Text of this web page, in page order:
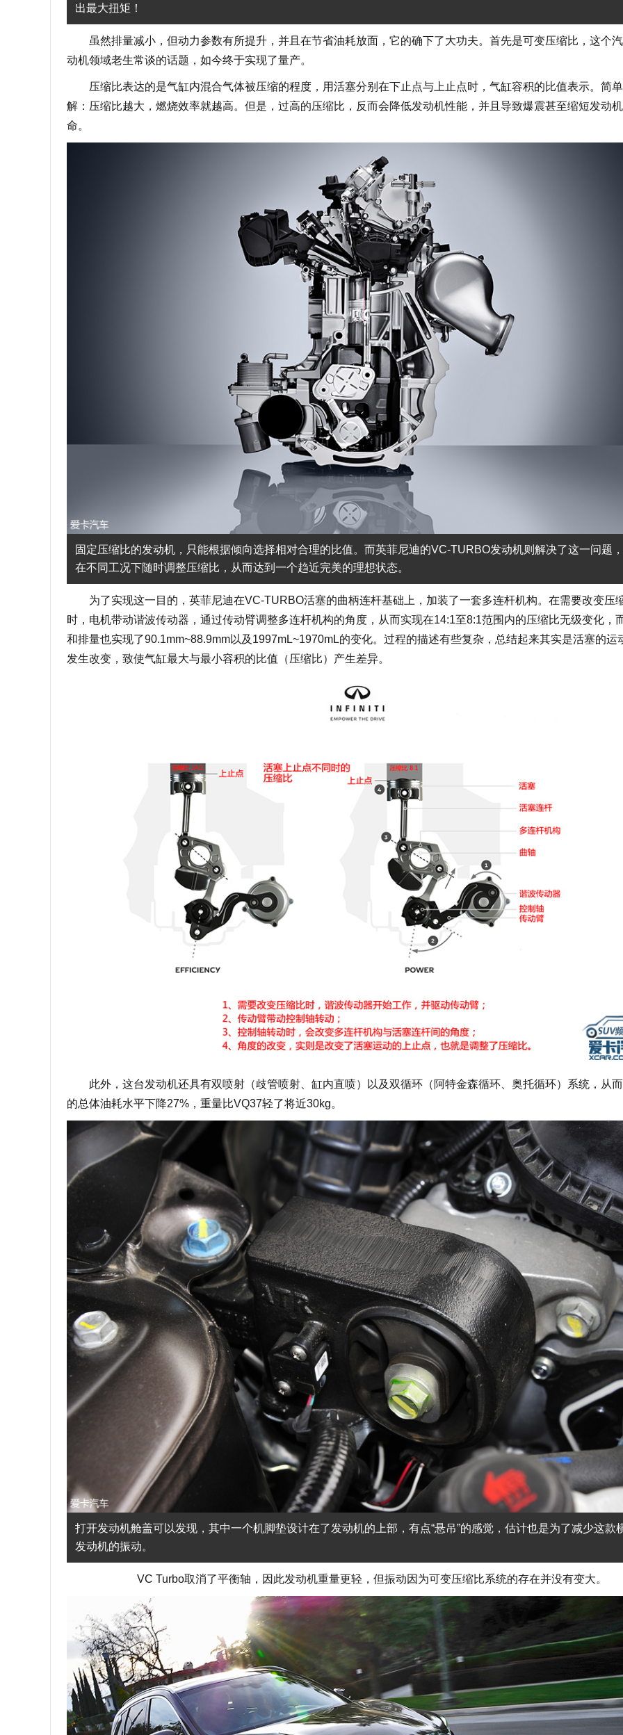
出最大扭矩！
虽然排量减小，但动力参数有所提升，并且在节省油耗放面，它的确下了大功夫。首先是可变压缩比，这个
动机领域老生常谈的话题，如今终于实现了量产。
压缩比表达的是气缸内混合气体被压缩的程度，用活塞分别在下止点与上止点时，气缸容积的比值表示。简
解：压缩比越大，燃烧效率就越高。但是，过高的压缩比，反而会降低发动机性能，并且导致爆震甚至缩短发动
命。
固定压缩比的发动机，只能根据倾向选择相对合理的比值。而英菲尼迪的VC-TURBO发动机则解决了这一问题
在不同工况下随时调整压缩比，从而达到一个趋近完美的理想状态。
为了实现这一目的，英菲尼迪在VC-TURBO活塞的曲柄连杆基础上，加装了一套多连杆机构。在需要改变压
时，电机带动谐波传动器，通过传动臂调整多连杆机构的角度，从而实现在14:1至8:1范围内的压缩比无级变化，
和排量也实现了90.1mm~88.9mm以及1997mL~1970mL的变化。过程的描述有些复杂，总结起来其实是活塞的运
发生改变，致使气缸最大与最小容积的比值（压缩比）产生差异。
此外，这台发动机还具有双喷射（歧管喷射、缸内直喷）以及双循环（阿特金森循环、奥托循环）系统，从
的总体油耗水平下降27%，重量比VQ37轻了将近30kg。
打开发动机舱盖可以发现，其中一个机脚垫设计在了发动机的上部，有点“悬吊”的感觉，估计也是为了减少这款
发动机的振动。
VC Turbo取消了平衡轴，因此发动机重量更轻，但振动因为可变压缩比系统的存在并没有变大。